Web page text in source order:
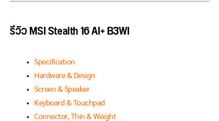
รีวิว MSI Stealth 16 AI+ B3WI
Specification
Hardware & Design
Screen & Speaker
Keyboard & Touchpad
Connector, Thin & Weight